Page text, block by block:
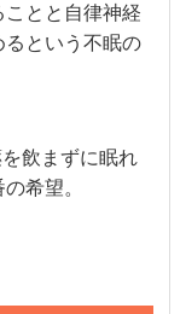
とと自律神経
という不眠の
飲まずに眠れ
希望。